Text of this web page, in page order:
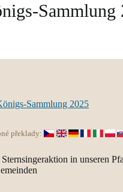
Sammlung
překlady:
in unseren